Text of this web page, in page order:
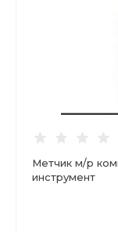
Метчик м/р
инструмент